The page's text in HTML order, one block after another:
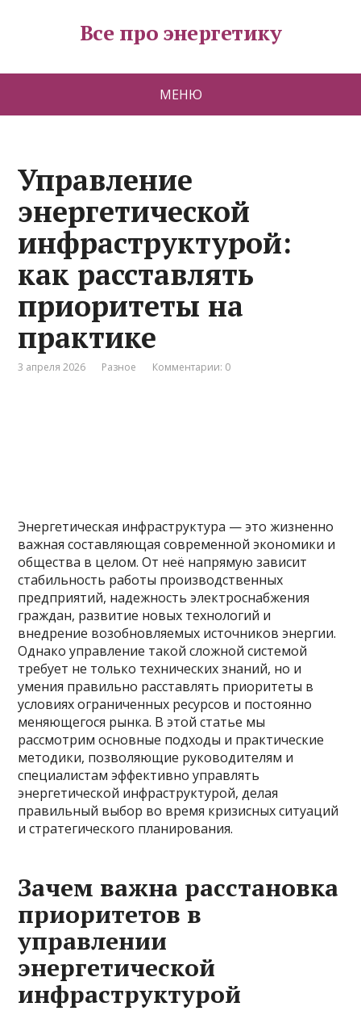
Все про энергетику
МЕНЮ
Управление
энергетической
инфраструктурой:
как расставлять
приоритеты на
практике
3 апреля 2026 Разное Комментарии: 0
Энергетическая инфраструктура — это жизненно
важная составляющая современной экономики и
общества в целом. От неё напрямую зависит
стабильность работы производственных
предприятий, надежность электроснабжения
граждан, развитие новых технологий и
внедрение возобновляемых источников энергии.
Однако управление такой сложной системой
требует не только технических знаний, но и
умения правильно расставлять приоритеты в
условиях ограниченных ресурсов и постоянно
меняющегося рынка. В этой статье мы
рассмотрим основные подходы и практические
методики, позволяющие руководителям и
специалистам эффективно управлять
энергетической инфраструктурой, делая
правильный выбор во время кризисных ситуаций
и стратегического планирования.
Зачем важна расстановка
приоритетов в
управлении
энергетической
инфраструктурой